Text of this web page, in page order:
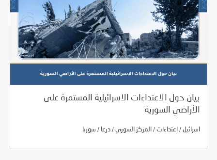
بيان حول الاعتداءات الاسرائيلية المستمرة على
الأراضي السورية
اسرائيل / اعتداءات / المركز السوري / درعا / سوريا